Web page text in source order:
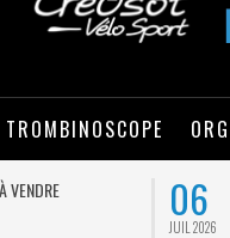
TROMBINOSCOPE
VENDRE 06
JUIL 2026